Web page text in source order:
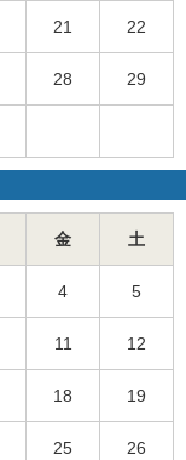
21 22
28 29
金 土
4 5
11 12
18 19
25 26